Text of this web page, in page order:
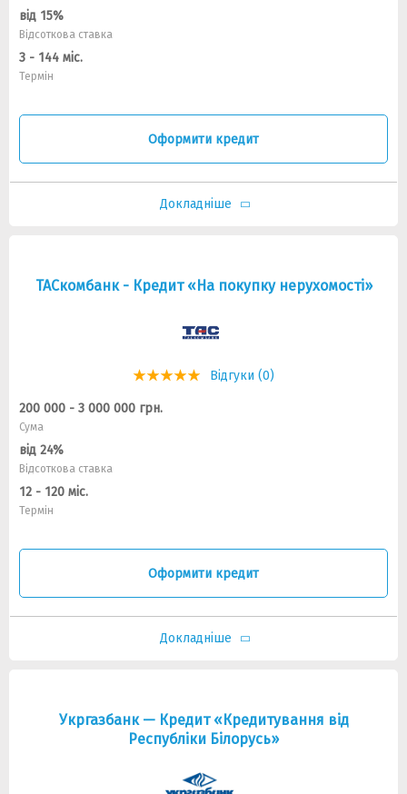
від 15%
Відсоткова ставка
3 - 144 міс.
Термін
Оформити кредит
Докладніше
ТАСкомбанк - Кредит «На покупку нерухомості»
Відгуки (0)
200 000 - 3 000 000 грн.
Сума
від 24%
Відсоткова ставка
12 - 120 міс.
Термін
Оформити кредит
Докладніше
Укргазбанк — Кредит «Кредитування від
Республіки Білорусь»